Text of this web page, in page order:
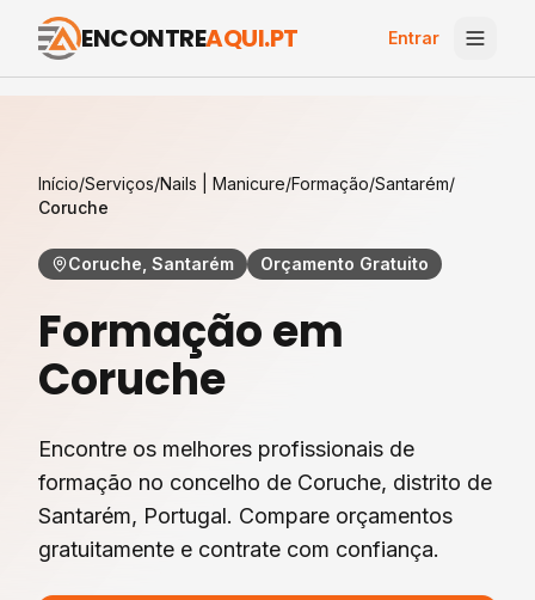
ENCONTREAQUI.PT Entrar
Início/Serviços/Nails | Manicure/Formação/Santarém/
Coruche
Coruche, Santarém Orçamento Gratuito
Formaçãoem
Coruche
Encontre os melhores profissionais de
formação no concelho de Coruche, distrito de
Santarém, Portugal. Compare orçamentos
gratuitamente e contrate com confiança.